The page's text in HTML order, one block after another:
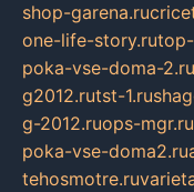
shop-garena.ru
one-life-story.ru
poka-vse-doma-2.ru
g2012.rutst-1.ru
g-2012.ruops-mgr.ru
poka-vse-doma2.ru
tehosmotre.ru